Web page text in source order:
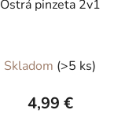
Ostrá pinzeta 2v1
Skladom (>5 ks)
4,99 €